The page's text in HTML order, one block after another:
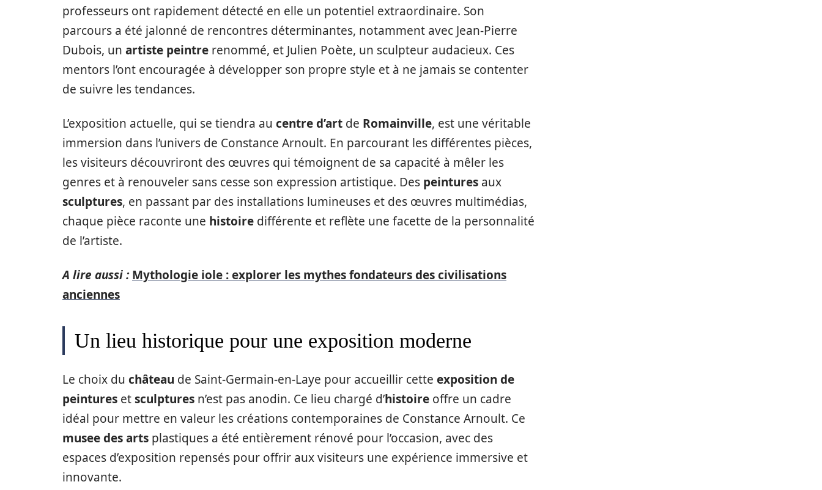
professeurs ont rapidement détecté en elle un potentiel extraordinaire. Son
parcours a été jalonné de rencontres déterminantes, notamment avec Jean-Pierre
Dubois, un artiste peintre renommé, et Julien Poète, un sculpteur audacieux. Ces
mentors l’ont encouragée à développer son propre style et à ne jamais se contenter
de suivre les tendances.
L’exposition actuelle, qui se tiendra au centre d’art de Romainville, est une véritable
immersion dans l’univers de Constance Arnoult. En parcourant les différentes pièces,
les visiteurs découvriront des œuvres qui témoignent de sa capacité à mêler les
genres et à renouveler sans cesse son expression artistique. Des peintures aux
sculptures, en passant par des installations lumineuses et des œuvres multimédias,
chaque pièce raconte une histoire différente et reflète une facette de la personnalité
de l’artiste.
A lire aussi : Mythologie iole : explorer les mythes fondateurs des civilisations
anciennes
Un lieu historique pour une exposition moderne
Le choix du château de Saint-Germain-en-Laye pour accueillir cette exposition de
peintures etsculptures n’est pas anodin. Ce lieu chargé d’histoire offre un cadre
idéal pour mettre en valeur les créations contemporaines de Constance Arnoult. Ce
musee des arts plastiques a été entièrement rénové pour l’occasion, avec des
espaces d’exposition repensés pour offrir aux visiteurs une expérience immersive et
innovante.